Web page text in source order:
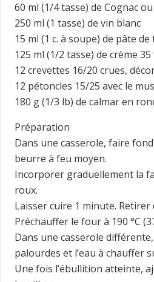
60 ml (1/4 tasse) de Cognac
250 ml (1 tasse) de vin blanc
15 ml (1 c. à soupe) de pâte
125 ml (1/2 tasse) de crème 35
12 crevettes 16/20 crues,
12 pétoncles 15/25 avec le
180 g (1/3 lb) de calmar en
Préparation
Dans une casserole, faire
beurre à feu moyen.
Incorporer graduellement la
roux.
Laisser cuire 1 minute.
Préchauffer le four à 190 °C
Dans une casserole
palourdes et l’eau à chauffer
Une fois l’ébullition atteinte,